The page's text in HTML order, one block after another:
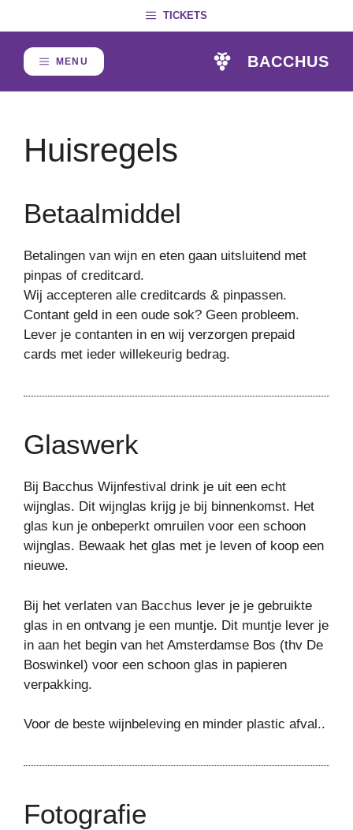
to
content
TICKETS
BACCHUS
MENU
Huisregels
Betaalmiddel
Betalingen van wijn en eten gaan uitsluitend met
pinpas of creditcard.
Wij accepteren alle creditcards & pinpassen.
Contant geld in een oude sok? Geen probleem.
Lever je contanten in en wij verzorgen prepaid
cards met ieder willekeurig bedrag.
Glaswerk
Bij Bacchus Wijnfestival drink je uit een echt
wijnglas. Dit wijnglas krijg je bij binnenkomst. Het
glas kun je onbeperkt omruilen voor een schoon
wijnglas. Bewaak het glas met je leven of koop een
nieuwe.
Bij het verlaten van Bacchus lever je je gebruikte
glas in en ontvang je een muntje. Dit muntje lever je
in aan het begin van het Amsterdamse Bos (thv De
Boswinkel) voor een schoon glas in papieren
verpakking.
Voor de beste wijnbeleving en minder plastic afval..
Fotografie